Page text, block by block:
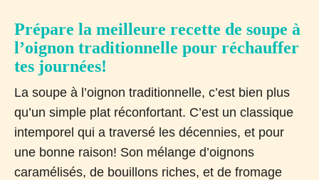
Prépare la meilleure recette de soupe à
l’oignon traditionnelle pour réchauffer
tes journées!
La soupe à l’oignon traditionnelle, c’est bien plus
qu’un simple plat réconfortant. C’est un classique
intemporel qui a traversé les décennies, et pour
une bonne raison! Son mélange d’oignons
caramélisés, de bouillons riches, et de fromage